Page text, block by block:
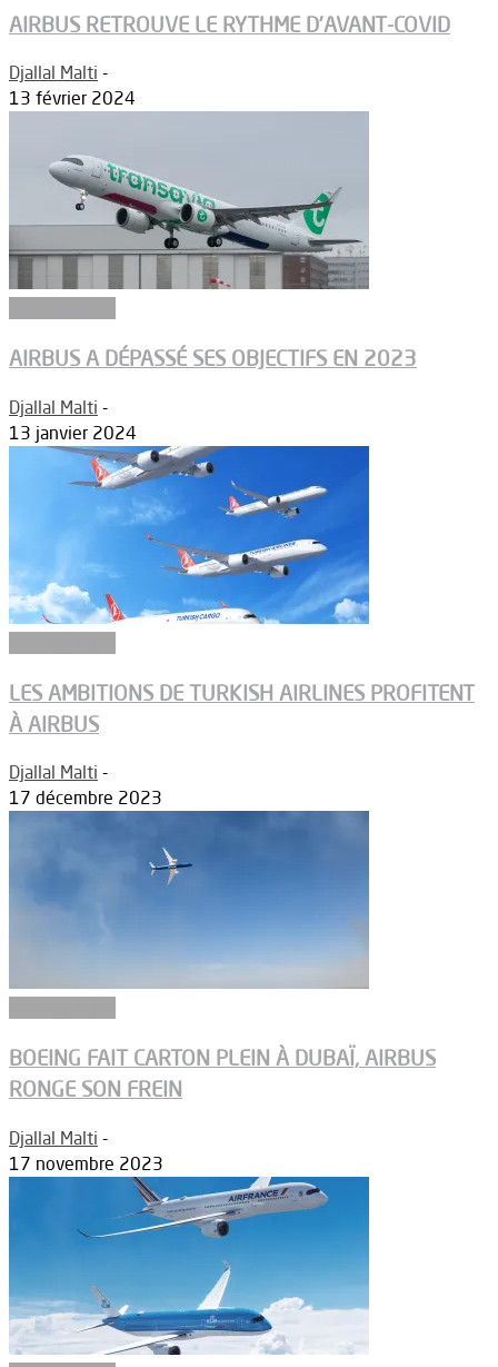
AIRBUS RETROUVE LE RYTHME D’AVANT-COVID
Djallal Malti -
13 février 2024
AIRBUS A DÉPASSÉ SES OBJECTIFS EN 2023
Djallal Malti -
13 janvier 2024
LES AMBITIONS DE TURKISH AIRLINES PROFITENT
À AIRBUS
Djallal Malti -
17 décembre 2023
BOEING FAIT CARTON PLEIN À DUBAÏ, AIRBUS
RONGE SON FREIN
Djallal Malti -
17 novembre 2023